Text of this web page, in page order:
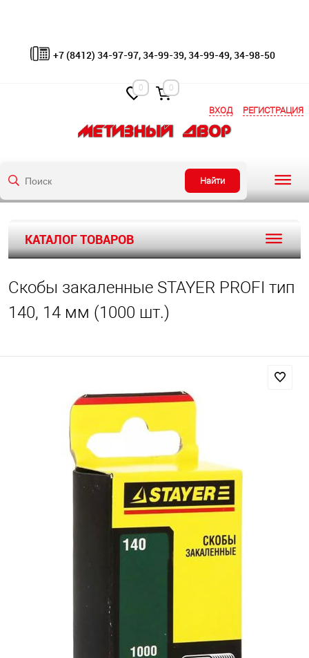
ВХОД РЕГИСТРАЦИЯ
Найти
+7 (8412) 34-97-97, 34-99-39, 34-99-49, 34-98-50
0 0
КАТАЛОГ ТОВАРОВ
Скобы закаленные STAYER PROFI тип
140, 14 мм (1000 шт.)